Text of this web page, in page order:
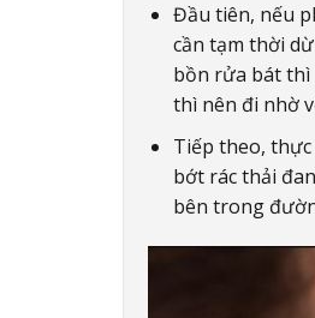
Đầu tiên, nếu
cần tạm thời
bồn rửa bát thì
thì nên đi nhờ
Tiếp theo,
bớt rác thải
bên trong